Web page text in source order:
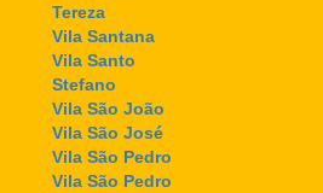
Tereza
Vila Santana
Vila Santo
Stefano
Vila São João
Vila São José
Vila São Pedro
Vila São Pedro